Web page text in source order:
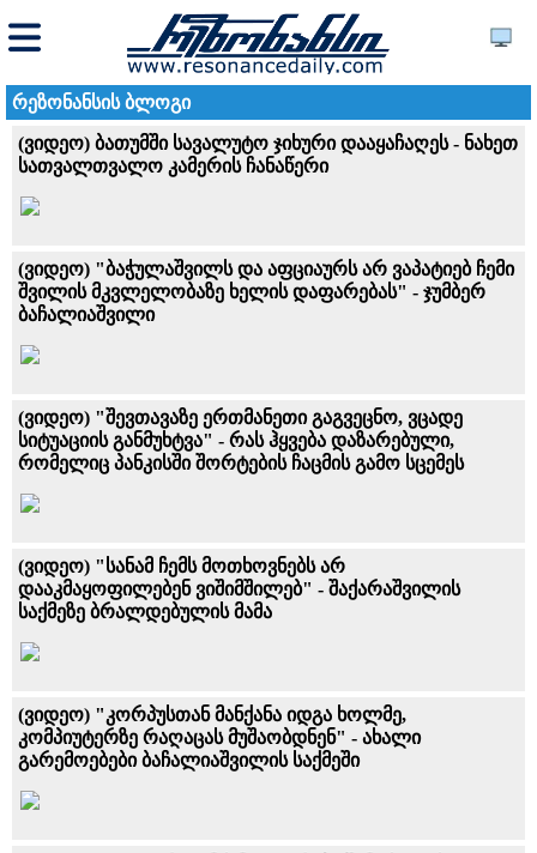
რეზონანსის ბლოგი
(ვიდეო) ბათუმში სავალუტო ჯიხური დააყაჩაღეს - ნახეთ
სათვალთვალო კამერის ჩანაწერი
(ვიდეო) "ბაჭულაშვილს და აფციაურს არ ვაპატიებ ჩემი
შვილის მკვლელობაზე ხელის დაფარებას" - ჯუმბერ
ბაჩალიაშვილი
(ვიდეო) "შევთავაზე ერთმანეთი გაგვეცნო, ვცადე
სიტუაციის განმუხტვა" - რას ჰყვება დაზარებული,
რომელიც პანკისში შორტების ჩაცმის გამო სცემეს
(ვიდეო) "სანამ ჩემს მოთხოვნებს არ
დააკმაყოფილებენ ვიშიმშილებ" - შაქარაშვილის
საქმეზე ბრალდებულის მამა
(ვიდეო) "კორპუსთან მანქანა იდგა ხოლმე,
კომპიუტერზე რაღაცას მუშაობდნენ" - ახალი
გარემოებები ბაჩალიაშვილის საქმეში